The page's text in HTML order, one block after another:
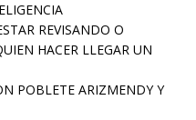
REVISANDO O
HACER LLEGAR UN
POBLETE ARIZMENDY Y